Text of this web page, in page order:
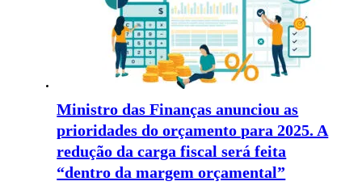
Ministro das Finanças anunciou as
prioridades do orçamento para 2025. A
redução da carga fiscal será feita
“dentro da margem orçamental”